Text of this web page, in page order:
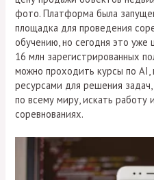
фото. Платформа была
площадка для проведения
обучению, но сегодня это уже
16 млн зарегистрированных
можно проходить курсы по AI,
ресурсами для решения
по всему миру, искать работу
соревнованиях.